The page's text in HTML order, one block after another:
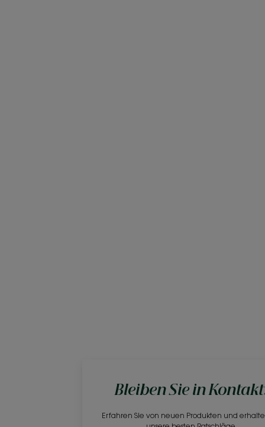
Bleiben Sie in
Erfahren Sie von neuen Produkten und